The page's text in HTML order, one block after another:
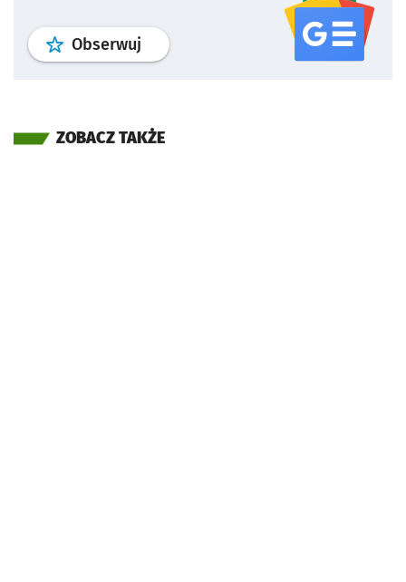
Obserwuj profil serwisu
ZOBACZ TAKŻE